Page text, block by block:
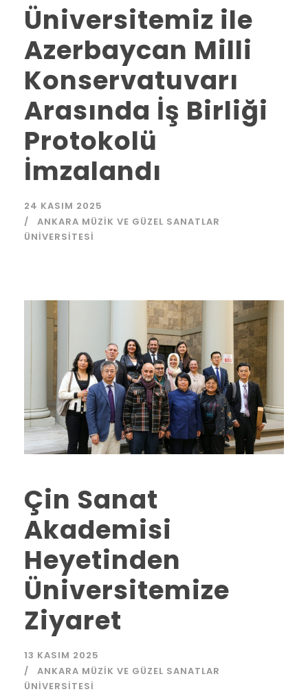
Üniversitemiz ile
Azerbaycan Milli
Konservatuvarı
Arasında İş Birliği
Protokolü
İmzalandı
24 KASIM 2025
ANKARA MÜZIK VE GÜZEL SANATLAR
ÜNIVERSITESI
Çin Sanat
Akademisi
Heyetinden
Üniversitemize
Ziyaret
13 KASIM 2025
ANKARA MÜZIK VE GÜZEL SANATLAR
ÜNIVERSITESI